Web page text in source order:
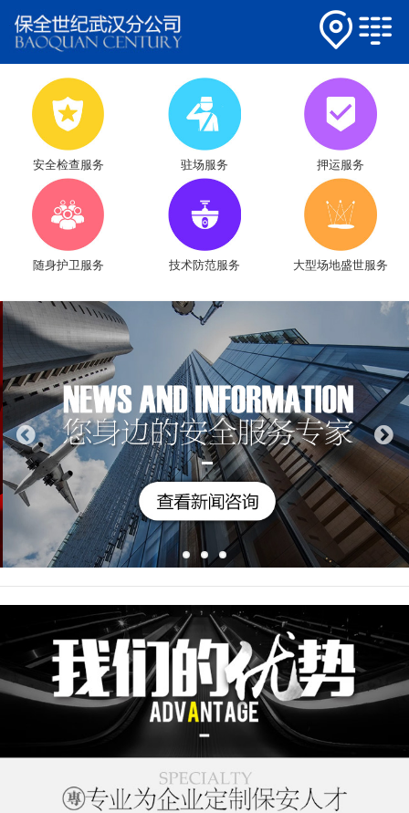
安全检查服务 驻场服务 押运服务
随身护卫服务 技术防范服务 大型场地盛世服务